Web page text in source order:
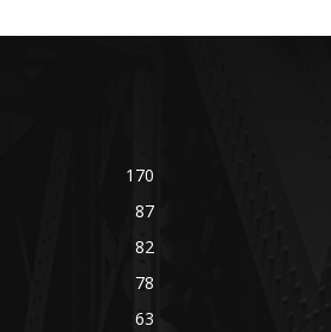
170
87
82
78
63